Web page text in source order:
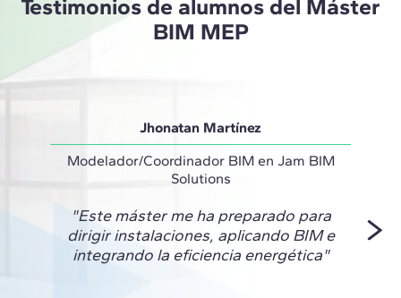
Testimonios de alumnos del Máster
BIM MEP
Jhonatan Martínez
Modelador/Coordinador BIM en Jam BIM
Solutions
"Este máster me ha preparado para
dirigir instalaciones, aplicando BIM e
integrando la eficiencia energética"